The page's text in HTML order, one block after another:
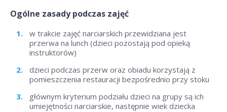
Ogólne zasady podczas zajęć
w trakcie zajęć narciarskich przewidziana jest
przerwa na lunch (dzieci pozostają pod opieką
instruktorów)
dzieci podczas przerw oraz obiadu korzystają z
pomieszczenia restauracji bezpośrednio przy stoku
głównym kryterium podziału dzieci na grupy są ich
umiejętności narciarskie, następnie wiek dziecka